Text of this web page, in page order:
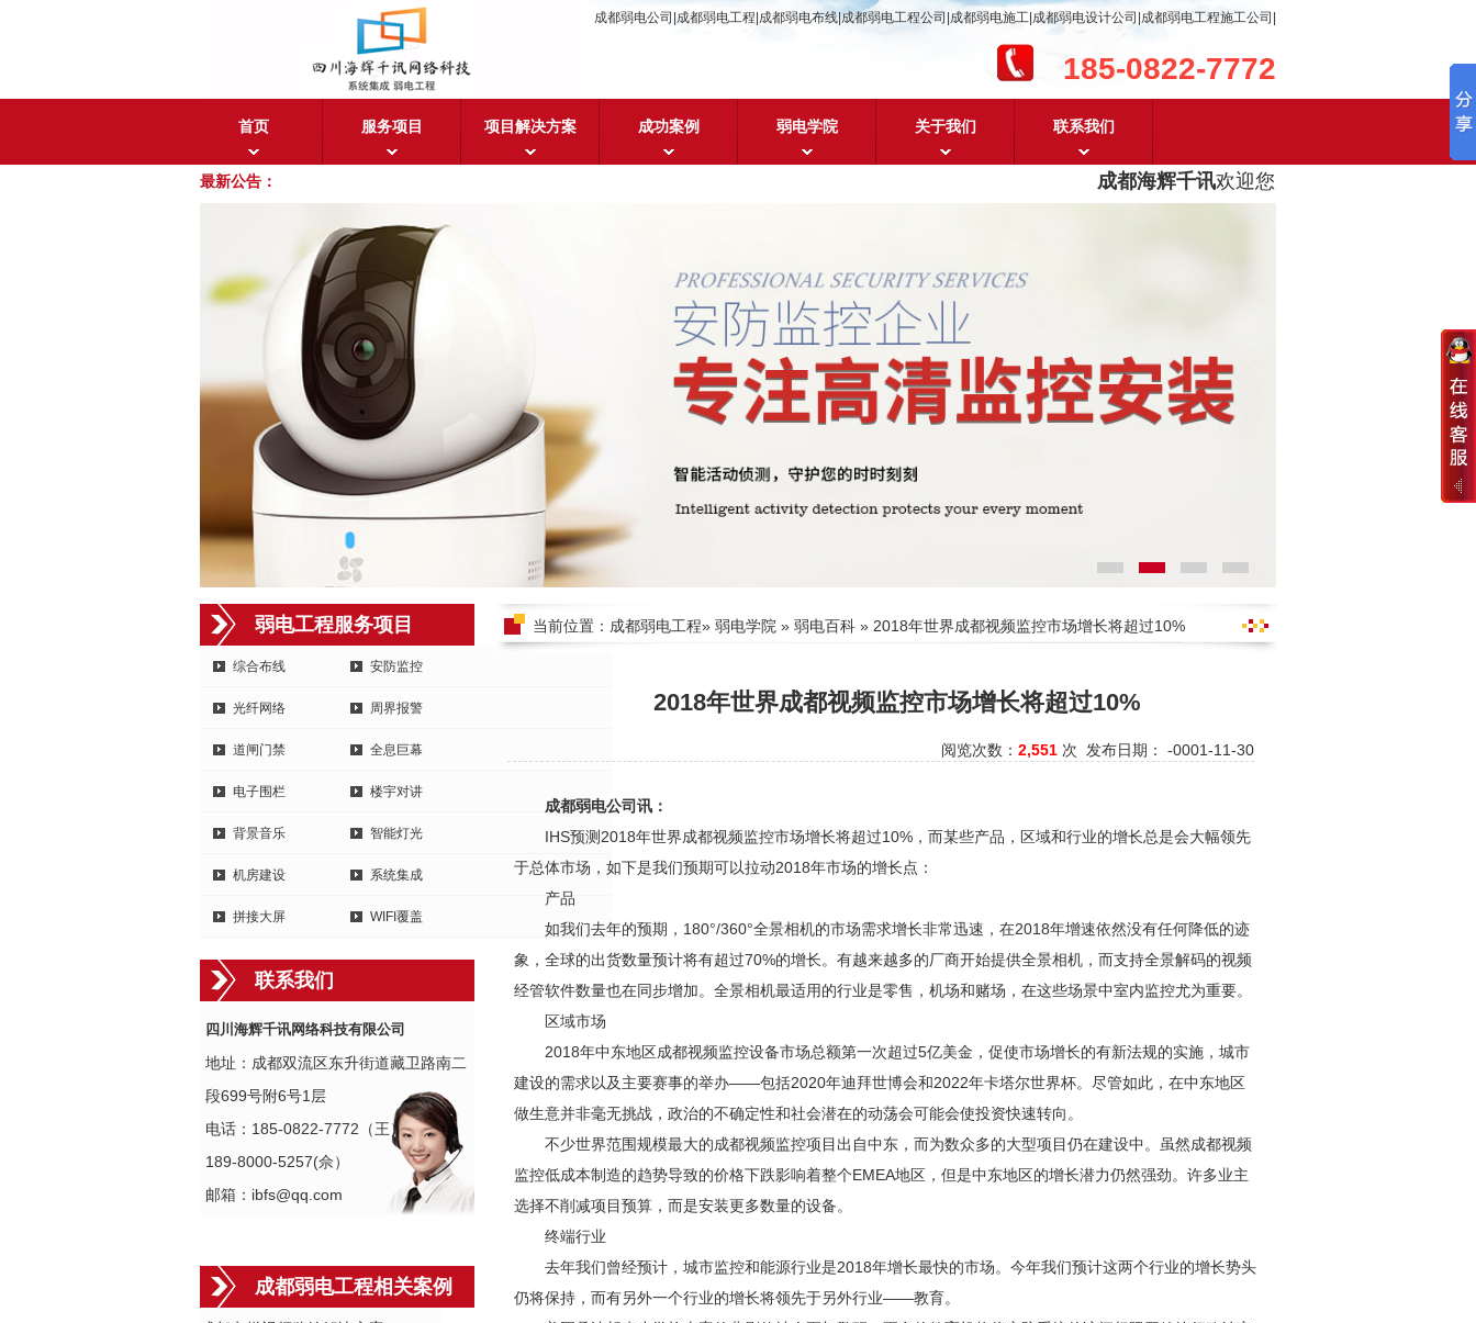
成都弱电公司|成都弱电工程|成都弱电布线|成都弱电工程公司|成都弱电施工|成都弱电设计公司|成都弱电工程施工公司|
185-0822-7772
首页 服务项目 项目解决方案 成功案例 弱电学院 关于我们 联系我们
最新公告： 成都海辉千讯欢迎您！
弱电工程服务项目
综合布线 安防监控
光纤网络 周界报警
道闸门禁 全息巨幕
电子围栏 楼宇对讲
背景音乐 智能灯光
机房建设 系统集成
拼接大屏 WIFI覆盖
联系我们
四川海辉千讯网络科技有限公司
地址：成都双流区东升街道藏卫路南二
段699号附6号1层
电话：185-0822-7772（王）
189-8000-5257(佘）
邮箱：ibfs@qq.com
成都弱电工程相关案例
当前位置： 成都弱电工程» 弱电学院 » 弱电百科 » 2018年世界成都视频监控市场增长将超过10%
2018年世界成都视频监控市场增长将超过10%
阅览次数： 2,551 次 发布日期： -0001-11-30
成都弱电公司讯：
IHS预测2018年世界成都视频监控市场增长将超过10%，而某些产品，区域和行业的增长总是会大幅领先
于总体市场，如下是我们预期可以拉动2018年市场的增长点：
产品
如我们去年的预期，180°/360°全景相机的市场需求增长非常迅速，在2018年增速依然没有任何降低的迹
象，全球的出货数量预计将有超过70%的增长。有越来越多的厂商开始提供全景相机，而支持全景解码的视频
经管软件数量也在同步增加。全景相机最适用的行业是零售，机场和赌场，在这些场景中室内监控尤为重要。
区域市场
2018年中东地区成都视频监控设备市场总额第一次超过5亿美金，促使市场增长的有新法规的实施，城市
建设的需求以及主要赛事的举办——包括2020年迪拜世博会和2022年卡塔尔世界杯。尽管如此，在中东地区
做生意并非毫无挑战，政治的不确定性和社会潜在的动荡会可能会使投资快速转向。
不少世界范围规模最大的成都视频监控项目出自中东，而为数众多的大型项目仍在建设中。虽然成都视频
监控低成本制造的趋势导致的价格下跌影响着整个EMEA地区，但是中东地区的增长潜力仍然强劲。许多业主
选择不削减项目预算，而是安装更多数量的设备。
终端行业
去年我们曾经预计，城市监控和能源行业是2018年增长最快的市场。今年我们预计这两个行业的增长势头
仍将保持，而有另外一个行业的增长将领先于另外行业——教育。